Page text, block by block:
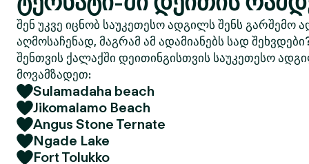
შენ უკვე იცნობ საუკეთესო ადგილს შენს გარშემო
აღმოსაჩენად, მაგრამ ამ ადამიანებს სად
შენთვის ქალაქში დეითინგისთვის საუკეთესო
მოვამზადეთ:
Sulamadaha beach
Jikomalamo Beach
Angus Stone Ternate
Ngade Lake
Fort Tolukko